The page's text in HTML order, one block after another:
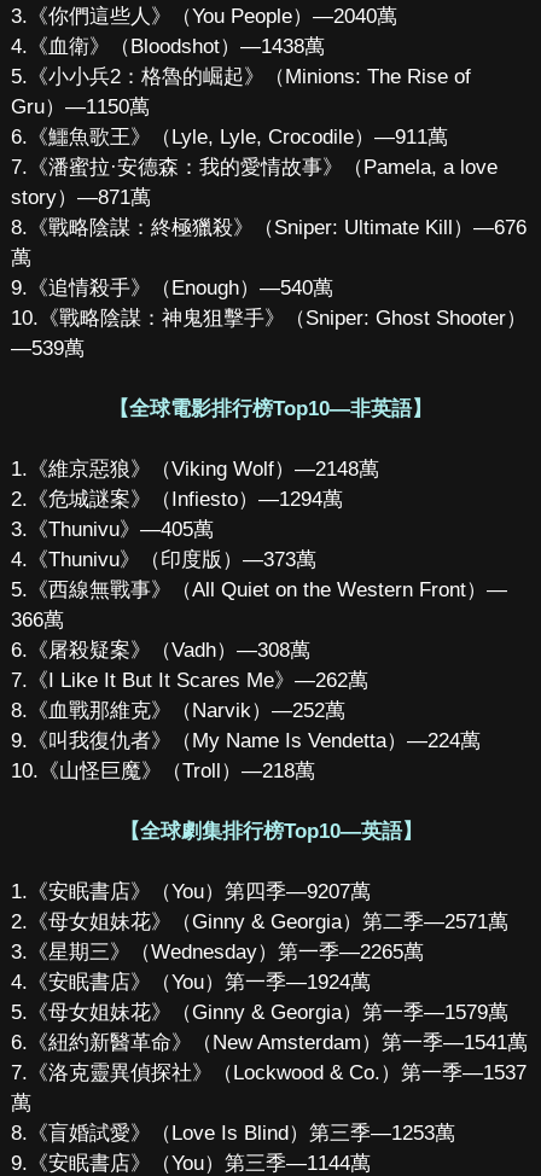
3.《你們這些人》（You People）—2040萬
4.《血衛》（Bloodshot）—1438萬
5.《小小兵2：格魯的崛起》（Minions: The Rise of
Gru）—1150萬
6.《鱷魚歌王》（Lyle, Lyle, Crocodile）—911萬
7.《潘蜜拉·安德森：我的愛情故事》（Pamela, a love
story）—871萬
8.《戰略陰謀：終極獵殺》（Sniper: Ultimate Kill）—676
萬
9.《追情殺手》（Enough）—540萬
10.《戰略陰謀：神鬼狙擊手》（Sniper: Ghost Shooter）
—539萬
【全球電影排行榜Top10—非英語】
1.《維京惡狼》（Viking Wolf）—2148萬
2.《危城謎案》（Infiesto）—1294萬
3.《Thunivu》—405萬
4.《Thunivu》（印度版）—373萬
5.《西線無戰事》（All Quiet on the Western Front）—
366萬
6.《屠殺疑案》（Vadh）—308萬
7.《I Like It But It Scares Me》—262萬
8.《血戰那維克》（Narvik）—252萬
9.《叫我復仇者》（My Name Is Vendetta）—224萬
10.《山怪巨魔》（Troll）—218萬
【全球劇集排行榜Top10—英語】
1.《安眠書店》（You）第四季—9207萬
2.《母女姐妹花》（Ginny & Georgia）第二季—2571萬
3.《星期三》（Wednesday）第一季—2265萬
4.《安眠書店》（You）第一季—1924萬
5.《母女姐妹花》（Ginny & Georgia）第一季—1579萬
6.《紐約新醫革命》（New Amsterdam）第一季—1541萬
7.《洛克靈異偵探社》（Lockwood & Co.）第一季—1537
萬
8.《盲婚試愛》（Love Is Blind）第三季—1253萬
9.《安眠書店》（You）第三季—1144萬